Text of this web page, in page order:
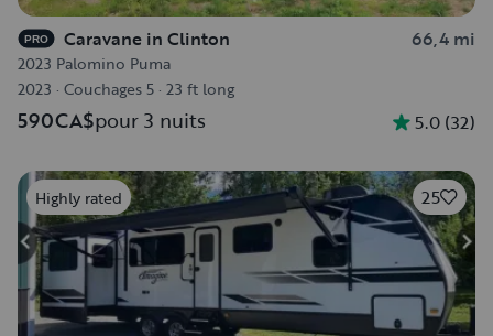
PRO Caravane in Clinton 66,4 mi
2023 Palomino Puma
2023 · Couchages 5 · 23 ft long
590CA$pour 3 nuits 5.0 (32)
Highly rated 25